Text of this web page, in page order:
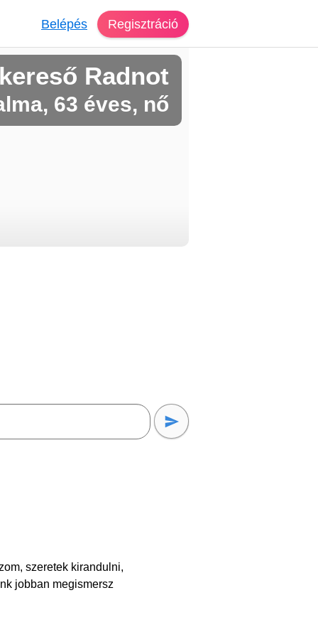
Belépés Regisztráció
Radnot
63 éves, nő
szeretek kirandulni,
jobban megismersz